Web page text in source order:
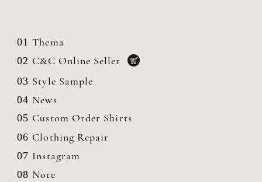
01 Thema
02 C&C Online Seller
03 Style Sample
04 News
05 Custom Order Shirts
06 Clothing Repair
07 Instagram
08 Note